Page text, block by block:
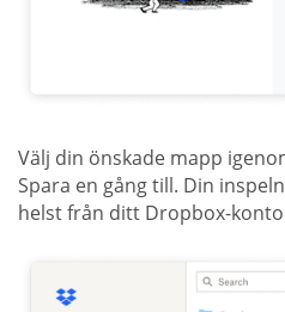
Välj din önskade mapp
Spara en gång till. Din
helst från ditt Dropbox-